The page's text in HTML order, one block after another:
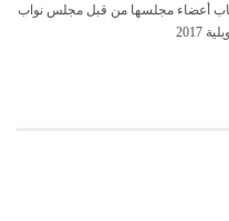
أعضاء مجلسها من قبل مجلس نواب